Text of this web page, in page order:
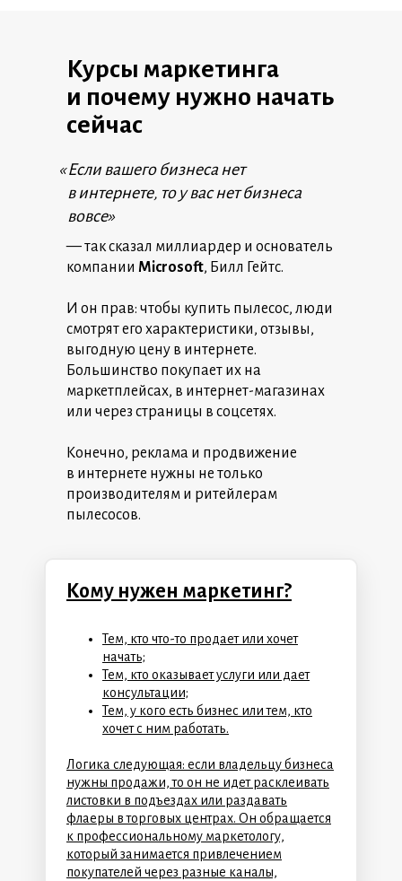
Курсы маркетинга
и почему нужно начать
сейчас
Если вашего бизнеса нет
в интернете, то у вас нет бизнеса
вовсе»
Тем, кто что-то продает или хочет
начать;
Тем, кто оказывает услуги или дает
консультации;
Тем, у кого есть бизнес или тем, кто
хочет с ним работать.
Логика следующая: если владельцу бизнеса
нужны продажи, то он не идет расклеивать
листовки в подъездах или раздавать
флаеры в торговых центрах. Он обращается
к профессиональному маркетологу,
который занимается привлечением
покупателей через разные каналы,
Кому нужен маркетинг?
— так сказал миллиардер и основатель
компании Microsoft, Билл Гейтс.
И он прав: чтобы купить пылесос, люди
смотрят его характеристики, отзывы,
выгодную цену в интернете.
Большинство покупает их на
маркетплейсах, в интернет-магазинах
или через страницы в соцсетях.
Конечно, реклама и продвижение
в интернете нужны не только
производителям и ритейлерам
пылесосов.
«